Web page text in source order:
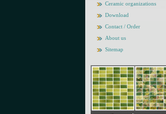
Ceramic organizations
Download
Contact / Order
About us
Sitemap